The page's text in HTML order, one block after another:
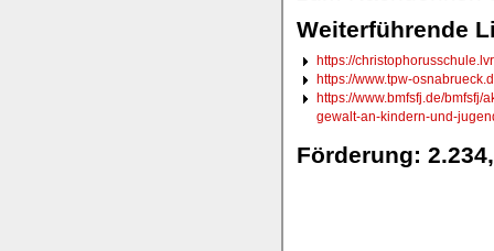
Weiterführende
https://
https://www.tpw-
https://www.bmfsfj.de/
gewalt-an-kindern-und-
Förderung: